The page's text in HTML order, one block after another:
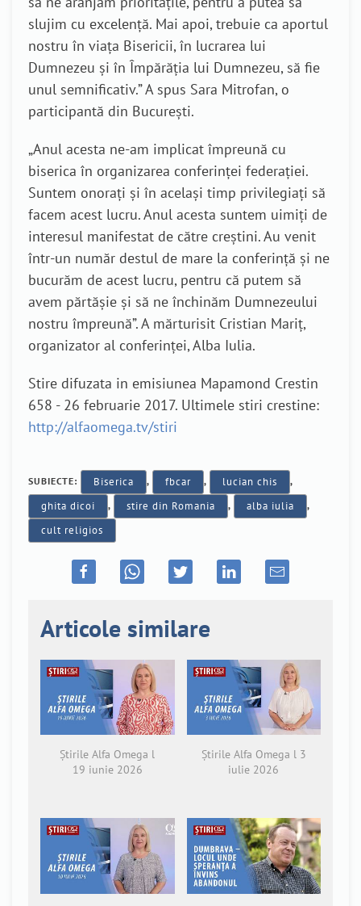
slujim cu excelență. Mai apoi, trebuie ca aportul
nostru în viața Bisericii, în lucrarea lui
Dumnezeu și în Împărăția lui Dumnezeu, să fie
unul semnificativ.” A spus Sara Mitrofan, o
participantă din București.
„Anul acesta ne-am implicat împreună cu
biserica în organizarea conferinței federației.
Suntem onorați și în același timp privilegiați să
facem acest lucru. Anul acesta suntem uimiți de
interesul manifestat de către creștini. Au venit
într-un număr destul de mare la conferință și ne
bucurăm de acest lucru, pentru că putem să
avem părtășie și să ne închinăm Dumnezeului
nostru împreună”. A mărturisit Cristian Mariț,
organizator al conferinței, Alba Iulia.
Stire difuzata in emisiunea Mapamond Crestin
658 - 26 februarie 2017. Ultimele stiri crestine:
http://alfaomega.tv/stiri
SUBIECTE: Biserica , fbcar , lucian chis ,
ghita dicoi , stire din Romania , alba iulia ,
cult religios
Articole similare
Știrile Alfa Omega l
19 iunie 2026
Știrile Alfa Omega l 3
iulie 2026